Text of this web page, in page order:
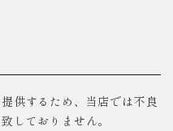
供するため、当店では不良
しておりません。